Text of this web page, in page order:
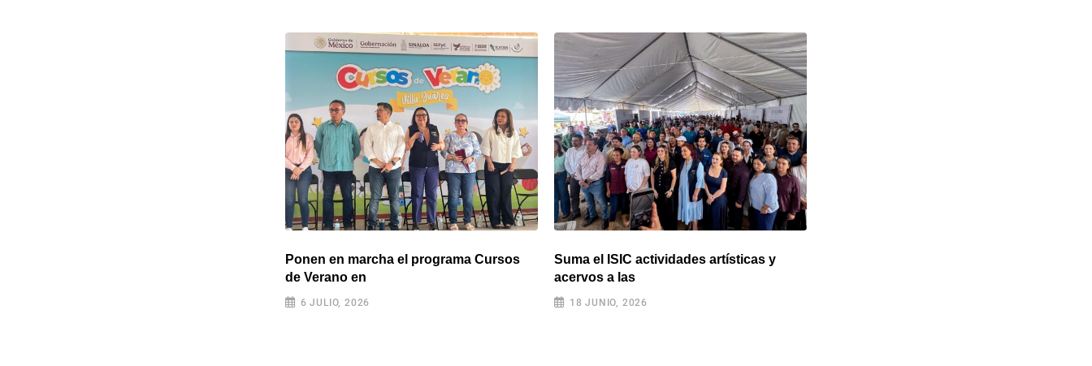
Ponen en marcha el programa Cursos
de Verano en
6 JULIO, 2026
Suma el ISIC actividades artísticas y
acervos a las
18 JUNIO, 2026